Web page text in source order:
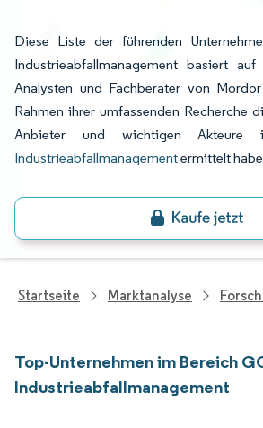
Diese Liste der führenden
Industrieabfallmanagement basiert
Analysten und Fachberater von
Rahmen ihrer umfassenden Recherche
Anbieter und wichtigen
Industrieabfallmanagementermittelt
Startseite Marktanalyse
Top-Unternehmen im Bereich
Industrieabfallmanagement